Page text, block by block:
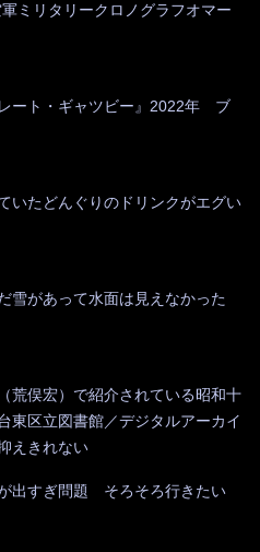
ミリタリークロノグラフオマー
ート・ギャツビー』2022年 ブ
いたどんぐりのドリンクがエグい
雪があって水面は見えなかった
荒俣宏）で紹介されている昭和十
東区立図書館／デジタルアーカイ
えきれない
出すぎ問題 そろそろ行きたい